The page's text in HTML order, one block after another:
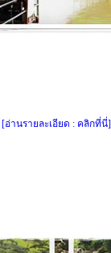
[อ่านรายละเอียด : คลิกที่นี่]